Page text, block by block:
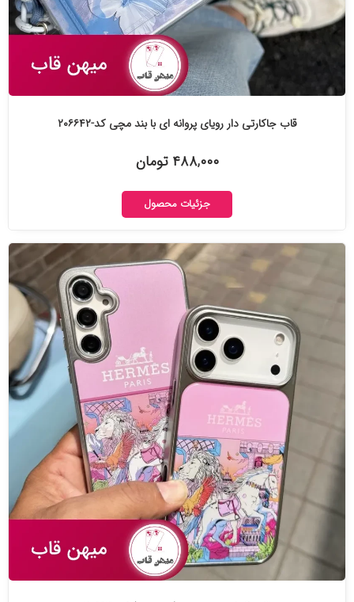
قاب جاکارتی دار رویای پروانه ای با بند مچی کد-۲۰۶۶۴۲
۴۸۸,۰۰۰ تومان
جزئیات محصول